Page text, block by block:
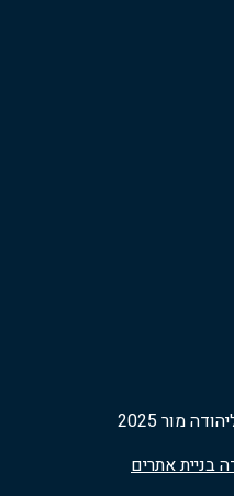
מור 2025
בניית אתרים